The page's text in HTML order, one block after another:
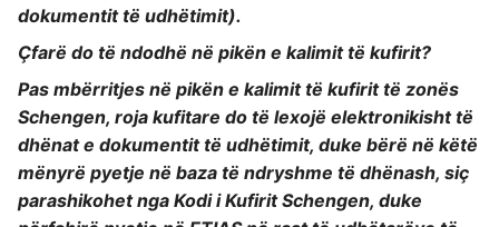
dokumentit të udhëtimit).
Çfarë do të ndodhë në pikën e kalimit të kufirit?
Pas mbërritjes në pikën e kalimit të kufirit të zonës
Schengen, roja kufitare do të lexojë elektronikisht të
dhënat e dokumentit të udhëtimit, duke bërë në këtë
mënyrë pyetje në baza të ndryshme të dhënash, siç
parashikohet nga Kodi i Kufirit Schengen, duke